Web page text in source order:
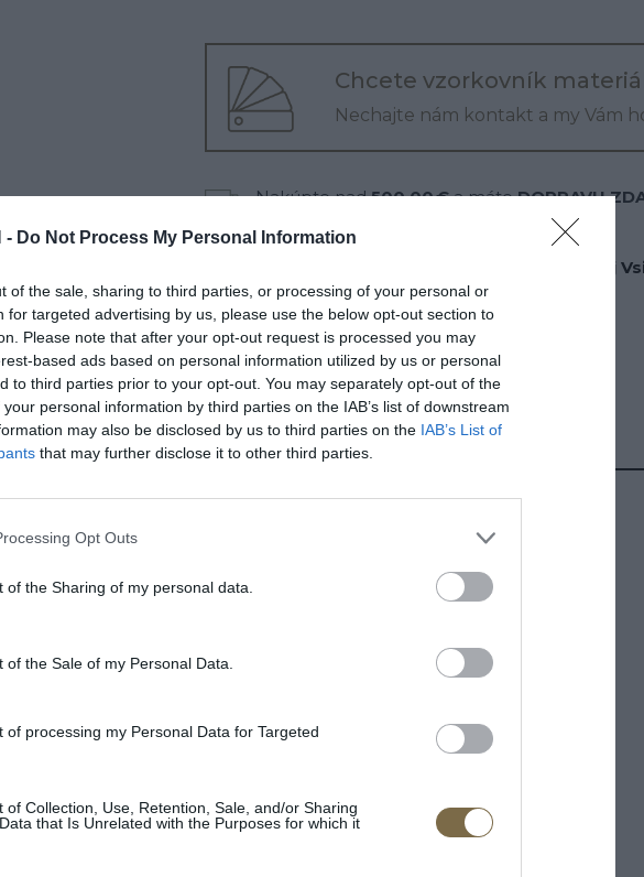
- Do Not Process My Personal Information
of the sale, sharing to third parties, or processing of your personal or
for targeted advertising by us, please use the below opt-out section to
Please note that after your opt-out request is processed you may
based ads based on personal information utilized by us or personal
to third parties prior to your opt-out. You may separately opt-out of the
personal information by third parties on the IAB’s list of downstream
may also be disclosed by us to third parties on the IAB’s List of
that may further disclose it to other third parties.
Opt Outs
of the Sharing of my personal data.
of the Sale of my Personal Data.
of processing my Personal Data for Targeted
of Collection, Use, Retention, Sale, and/or Sharing
that Is Unrelated with the Purposes for which it
Chcete vzorkovník
Nechajte nám kontakt a my Vám
Nakúpte nad500.00 €a máteDOPRAVU
Chcete si vyskúšať produkt?
Navštívte našu predajňu v Spišskej Novej
Poradíme Vám? Kontaktujte nás
na tel. čísle:0903 646 220